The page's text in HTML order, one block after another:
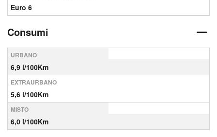
Euro 6
Consumi
URBANO
6,9 l/100Km
EXTRAURBANO
5,6 l/100Km
MISTO
6,0 l/100Km